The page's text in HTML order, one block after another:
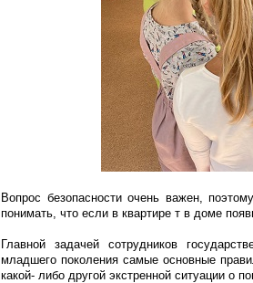
Вопрос безопасности очень важен,
понимать, что если в квартире т в доме
Главной задачей сотрудников
младшего поколения самые основные
какой- либо другой экстренной ситуации о